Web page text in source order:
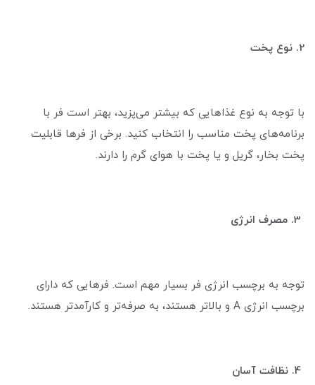
2. نوع پخت
با توجه به نوع غذاهایی که بیشتر می‌پزید، بهتر است فر با
برنامه‌های پخت مناسب را انتخاب کنید. برخی از فرها قابلیت
پخت بخار، گریل و یا پخت با هوای گرم را دارند.
توجه به برچسب انرژی فر بسیار مهم است. فرهایی که دارای
برچسب انرژی A و بالاتر هستند، به صرفه‌تر و کارآمدتر هستند.